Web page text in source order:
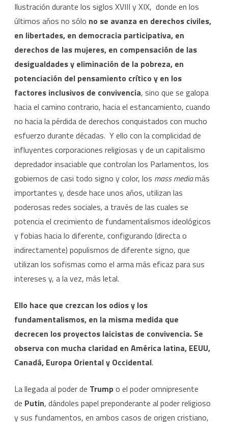
Ilustración durante los siglos XVIII y XIX, donde en los
últimos años no sólo no se avanza en derechos civiles,
en libertades, en democracia participativa, en
derechos de las mujeres, en compensación de las
desigualdades y eliminación de la pobreza, en
potenciación del pensamiento crítico y en los
factores inclusivos de convivencia, sino que se galopa
hacia el camino contrario, hacia el estancamiento, cuando
no hacia la pérdida de derechos conquistados con mucho
esfuerzo durante décadas. Y ello con la complicidad de
influyentes corporaciones religiosas y de un capitalismo
depredador insaciable que controlan los Parlamentos, los
gobiernos de casi todo signo y color, los mass mediamás
importantes y, desde hace unos años, utilizan las
poderosas redes sociales,a través de las cuales se
potencia el crecimiento de fundamentalismos ideológicos
y fobias hacia lo diferente, configurando (directa o
indirectamente) populismos de diferente signo, que
utilizan los sofismas como el arma más eficaz para sus
intereses y, a la vez, más letal.
Ello hace que crezcan los odios y los
fundamentalismos, en la misma medida que
decrecen los proyectos laicistas de convivencia. Se
observa con mucha claridad en América latina, EEUU,
Canadá, Europa Oriental y Occidental.
La llegada al poder de Trumpo el poder omnipresente
de Putin, dándoles papel preponderante al poder religioso
y sus fundamentos, en ambos casos de origen cristiano,